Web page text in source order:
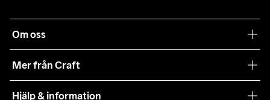
Om oss
Mer från Craft
Hjälp & information